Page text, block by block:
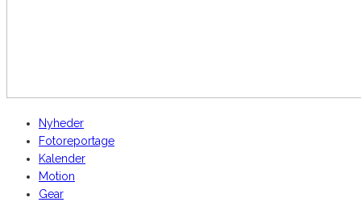
Nyheder
Fotoreportage
Kalender
Motion
Gear